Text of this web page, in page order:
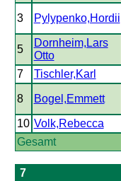
3 Pylypenko,Hordii
5
Dornheim,Lars
Otto
7 Tischler,Karl
8 Bogel,Emmett
10 Volk,Rebecca
Gesamt
7